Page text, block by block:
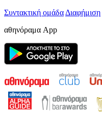
Συντακτική ομάδα Διαφήμιση
αθηνόραμα App